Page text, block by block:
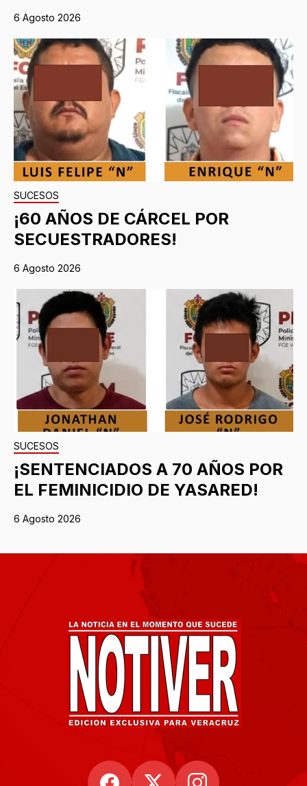
6 Agosto 2026
SUCESOS
¡60 AÑOS DE CÁRCEL POR
SECUESTRADORES!
6 Agosto 2026
SUCESOS
¡SENTENCIADOS A 70 AÑOS POR
EL FEMINICIDIO DE YASARED!
6 Agosto 2026